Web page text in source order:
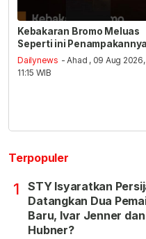
Kebakaran Bromo Meluas
Seperti ini Penampakannya
Dailynews - Ahad , 09 Aug 2026,
11:15 WIB
Terpopuler
1
STY Isyaratkan
Datangkan Dua
Baru, Ivar Jenner
Hubner?